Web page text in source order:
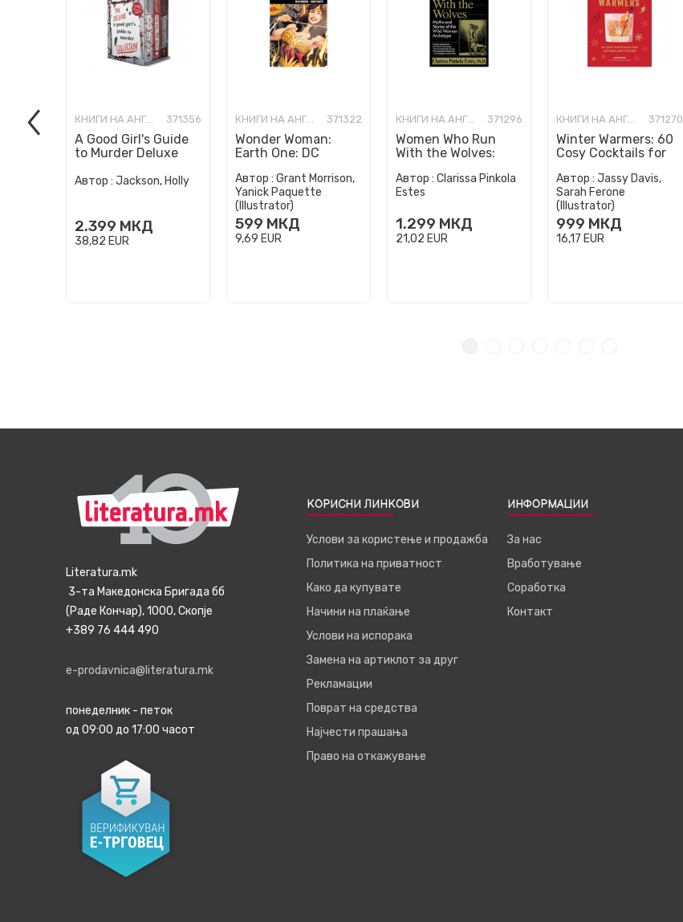
КНИГИ НА АНГЛИСКИ ЈАЗИК 371356
A Good Girl's Guide
to Murder Deluxe
Set: Special Deluxe
Автор : Jackson, Holly
2.399 МКД
38,82 EUR
КНИГИ НА АНГЛИСКИ ЈАЗИК 371322
Wonder Woman:
Earth One: DC
Edition
Автор : Grant Morrison,
Yanick Paquette
(Illustrator)
599 МКД
9,69 EUR
КНИГИ НА АНГЛИСКИ ЈАЗИК 371296
Women Who Run
With the Wolves:
the Wild Woman
Archetype
Автор : Clarissa Pinkola
Estes
1.299 МКД
21,02 EUR
КНИГИ НА АНГЛИСКИ ЈАЗИК 371270
Winter Warmers: 60
Cosy Cocktails for
Автор : Jassy Davis,
Sarah Ferone
(Illustrator)
999 МКД
16,17 EUR
Literatura.mk
3-та Македонска Бригада бб
(Раде Кончар), 1000, Скопје
+389 76 444 490
e-prodavnica@literatura.mk
понеделник - петок
од 09:00 до 17:00 часот
КОРИСНИ ЛИНКОВИ
Услови за користење и продажба
Политика на приватност
Како да купувате
Начини на плаќање
Услови на испорака
Замена на артиклот за друг
Рекламации
Поврат на средства
Најчести прашања
Право на откажување
ИНФОРМАЦИИ
За нас
Вработување
Соработка
Контакт